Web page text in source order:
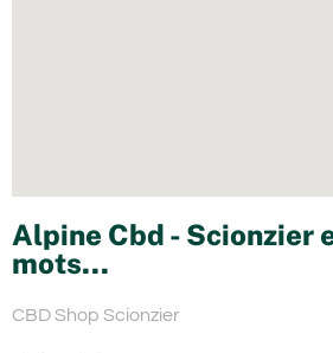
Alpine Cbd - Scionzier
mots...
CBD Shop Scionzier